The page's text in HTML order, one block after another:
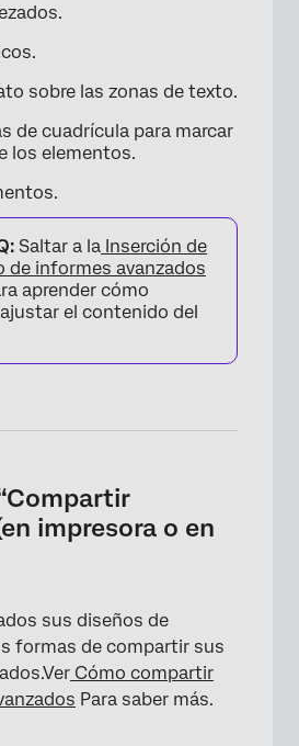
×
sobre las zonas de texto.
de cuadrícula para marcar
los elementos.
Saltar a la Inserción de
de informes avanzados
aprender cómo
el contenido del
impresora o en
sus diseños de
formas de compartir sus
Cómo compartir
Para saber más.